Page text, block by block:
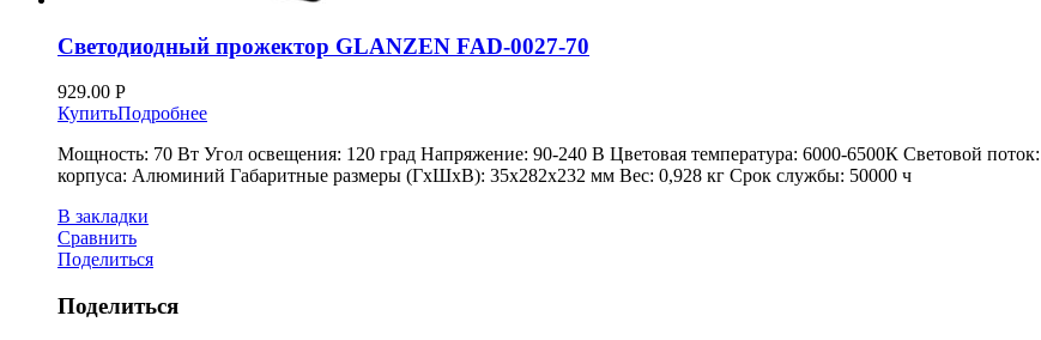
Светодиодный прожектор GLANZEN FAD-0027-70
929.00 Р
КупитьПодробнее
Мощность: 70 Вт Угол освещения: 120 град Напряжение: 90-240 В Цветовая температура: 6000-6500К Световой
корпуса: Алюминий Габаритные размеры (ГхШхВ): 35х282х232 мм Вес: 0,928 кг Срок службы: 50000 ч
В закладки
Сравнить
Поделиться
Поделиться